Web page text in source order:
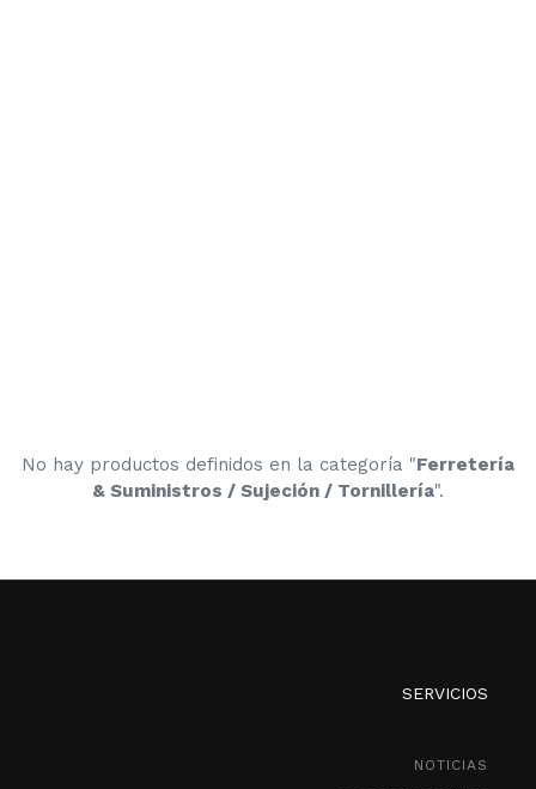
No hay productos definidos en la categoría "Ferretería
& Suministros / Sujeción / Tornillería".
SERVICIOS
NOTICIAS